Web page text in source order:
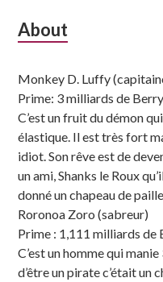
Subsidiary
About
Monkey D. Luffy
Prime: 3 milliards de
C’est un fruit du démon
élastique. Il est très fort
idiot. Son rêve est de
un ami, Shanks le Roux
donné un chapeau de
Roronoa Zoro (sabreur)
Prime : 1,111 milliards de
C’est un homme qui
d’être un pirate c’était un